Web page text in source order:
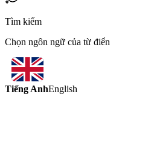
Tìm kiếm
Chọn ngôn ngữ của từ điển
Tiếng AnhEnglish